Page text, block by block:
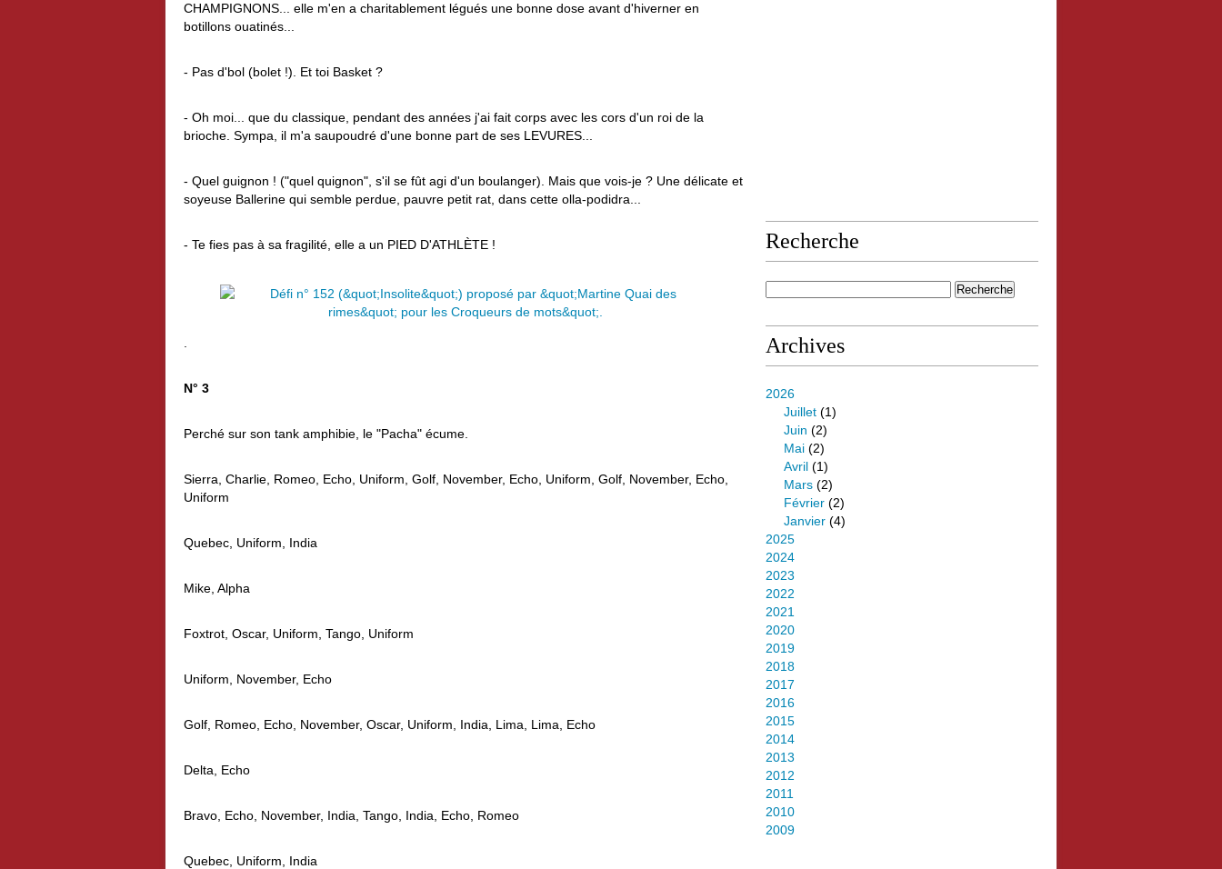
CHAMPIGNONS... elle m'en a charitablement légués une bonne dose avant d'hiverner en
botillons ouatinés...
- Pas d'bol (bolet !). Et toi Basket ?
- Oh moi... que du classique, pendant des années j'ai fait corps avec les cors d'un roi de la
brioche. Sympa, il m'a saupoudré d'une bonne part de ses LEVURES...
- Quel guignon ! ("quel quignon", s'il se fût agi d'un boulanger). Mais que vois-je ? Une délicate et
soyeuse Ballerine qui semble perdue, pauvre petit rat, dans cette olla-podidra...
- Te fies pas à sa fragilité, elle a un PIED D'ATHLÈTE !
N° 3
Perché sur son tank amphibie, le "Pacha" écume.
Sierra, Charlie, Romeo, Echo, Uniform, Golf, November, Echo, Uniform, Golf, November, Echo,
Uniform
Quebec, Uniform, India
Mike, Alpha
Foxtrot, Oscar, Uniform, Tango, Uniform
Uniform, November, Echo
Golf, Romeo, Echo, November, Oscar, Uniform, India, Lima, Lima, Echo
Delta, Echo
Bravo, Echo, November, India, Tango, India, Echo, Romeo
Quebec, Uniform, India
Recherche
Archives
2026
Juillet (1)
Juin (2)
Mai (2)
Avril (1)
Mars (2)
Février (2)
Janvier (4)
2025
2024
2023
2022
2021
2020
2019
2018
2017
2016
2015
2014
2013
2012
2011
2010
2009